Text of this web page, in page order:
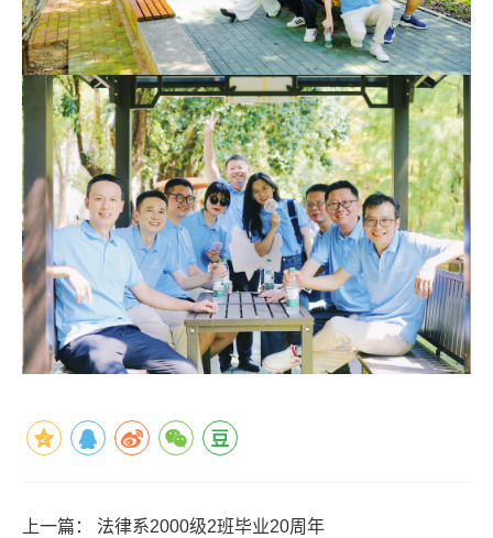
上一篇： 法律系2000级2班毕业20周年